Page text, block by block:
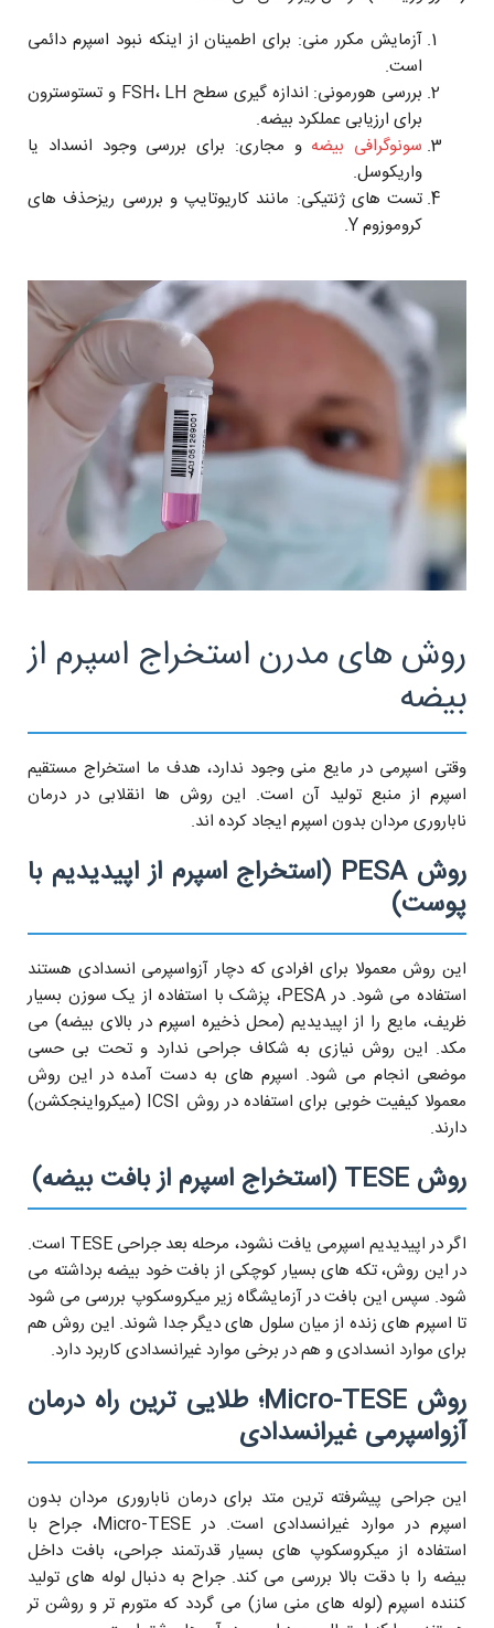
آزمایش مکرر منی: برای اطمینان از اینکه نبود اسپرم دائمی
است.
بررسی هورمونی: اندازه گیری سطح FSH، LH و تستوسترون
برای ارزیابی عملکرد بیضه.
سونوگرافی بیضه و مجاری: برای بررسی وجود انسداد یا
واریکوسل.
تست های ژنتیکی: مانند کاریوتایپ و بررسی ریزحذف های
کروموزوم Y.
روش های مدرن استخراج اسپرم از
بیضه
وقتی اسپرمی در مایع منی وجود ندارد، هدف ما استخراج مستقیم
اسپرم از منبع تولید آن است. این روش ها انقلابی در درمان
ناباروری مردان بدون اسپرم ایجاد کرده اند.
روش PESA (استخراج اسپرم از اپیدیدیم با
پوست)
این روش معمولا برای افرادی که دچار آزواسپرمی انسدادی هستند
استفاده می شود. در PESA، پزشک با استفاده از یک سوزن بسیار
ظریف، مایع را از اپیدیدیم (محل ذخیره اسپرم در بالای بیضه) می
مکد. این روش نیازی به شکاف جراحی ندارد و تحت بی حسی
موضعی انجام می شود. اسپرم های به دست آمده در این روش
معمولا کیفیت خوبی برای استفاده در روش ICSI (میکرواینجکشن)
دارند.
روش TESE (استخراج اسپرم از بافت بیضه)
اگر در اپیدیدیم اسپرمی یافت نشود، مرحله بعد جراحی TESE است.
در این روش، تکه های بسیار کوچکی از بافت خود بیضه برداشته می
شود. سپس این بافت در آزمایشگاه زیر میکروسکوپ بررسی می شود
تا اسپرم های زنده از میان سلول های دیگر جدا شوند. این روش هم
برای موارد انسدادی و هم در برخی موارد غیرانسدادی کاربرد دارد.
روش Micro-TESE؛ طلایی ترین راه درمان
آزواسپرمی غیرانسدادی
این جراحی پیشرفته ترین متد برای درمان ناباروری مردان بدون
اسپرم در موارد غیرانسدادی است. در Micro-TESE، جراح با
استفاده از میکروسکوپ های بسیار قدرتمند جراحی، بافت داخل
بیضه را با دقت بالا بررسی می کند. جراح به دنبال لوله های تولید
کننده اسپرم (لوله های منی ساز) می گردد که متورم تر و روشن تر